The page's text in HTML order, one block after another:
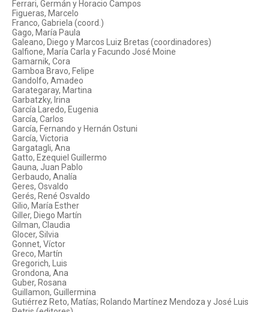
Ferrari, Germán y Horacio Campos
Figueras, Marcelo
Franco, Gabriela (coord.)
Gago, María Paula
Galeano, Diego y Marcos Luiz Bretas (coordinadores)
Galfione, María Carla y Facundo José Moine
Gamarnik, Cora
Gamboa Bravo, Felipe
Gandolfo, Amadeo
Garategaray, Martina
Garbatzky, Irina
García Laredo, Eugenia
García, Carlos
García, Fernando y Hernán Ostuni
García, Victoria
Gargatagli, Ana
Gatto, Ezequiel Guillermo
Gauna, Juan Pablo
Gerbaudo, Analía
Geres, Osvaldo
Gerés, René Osvaldo
Gilio, María Esther
Giller, Diego Martín
Gilman, Claudia
Glocer, Silvia
Gonnet, Víctor
Greco, Martín
Gregorich, Luis
Grondona, Ana
Guber, Rosana
Guillamon, Guillermina
Gutiérrez Reto, Matías; Rolando Martínez Mendoza y José Luis